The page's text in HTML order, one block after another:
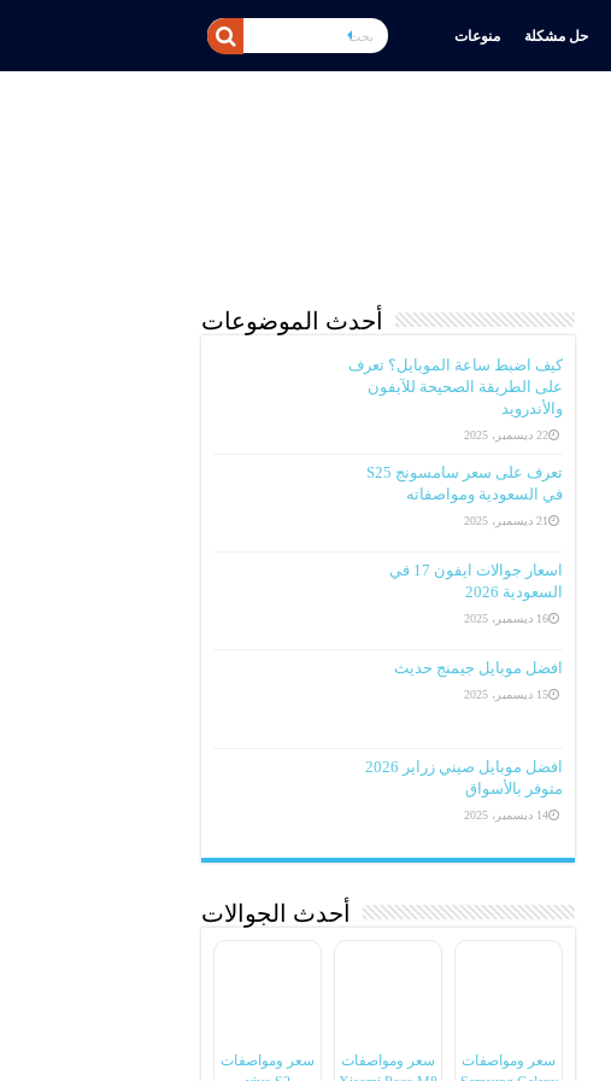
حل مشكلة منوعات
أحدث الموضوعات
كيف اضبط ساعة الموبايل؟ تعرف
على الطريقة الصحيحة للآيفون
والأندرويد
22 ديسمبر، 2025
تعرف على سعر سامسونج S25
في السعودية ومواصفاته
21 ديسمبر، 2025
اسعار جوالات ايفون 17 في
السعودية 2026
16 ديسمبر، 2025
افضل موبايل جيمنج حديث
15 ديسمبر، 2025
افضل موبايل صيني زراير 2026
متوفر بالأسواق
14 ديسمبر، 2025
أحدث الجوالات
سعر ومواصفات
سعر ومواصفات
سعر ومواصفات